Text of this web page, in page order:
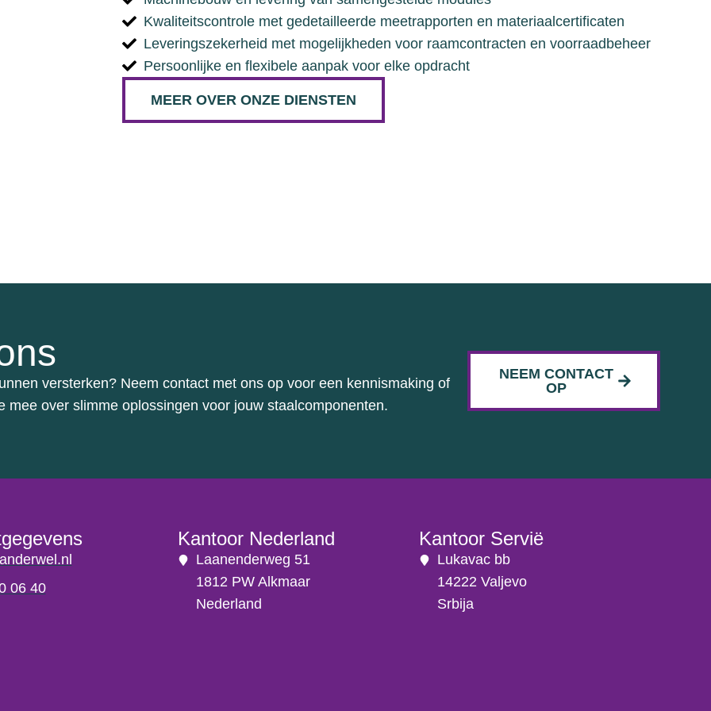
Kwaliteitscontrole met gedetailleerde meetrapporten en materiaalcertificaten
Leveringszekerheid met mogelijkheden voor raamcontracten en voorraadbeheer
Persoonlijke en flexibele aanpak voor elke opdracht
MEER OVER ONZE DIENSTEN
versterken? Neem contact met ons op voor een kennismaking of
over slimme oplossingen voor jouw staalcomponenten.
NEEM CONTACT
OP
06 40
Kantoor Nederland
Laanenderweg 51
1812 PW Alkmaar
Nederland
Kantoor Servië
Lukavac bb
14222 Valjevo
Srbija